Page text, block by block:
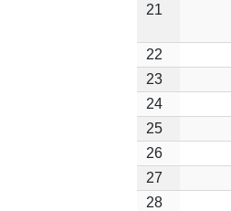
21
22
23
24
25
26
27
28